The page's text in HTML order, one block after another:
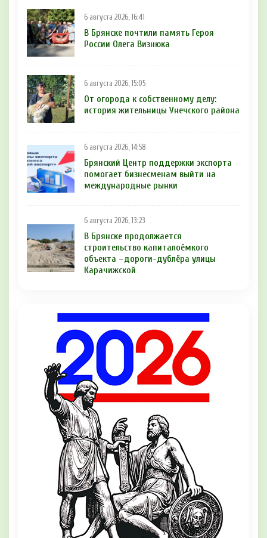
6 августа 2026, 16:41
В Брянске почтили память Героя
России Олега Визнюка
6 августа 2026, 15:05
От огорода к собственному делу:
история жительницы Унечского района
6 августа 2026, 14:58
Брянский Центр поддержки экспорта
помогает бизнесменам выйти на
международные рынки
6 августа 2026, 13:23
В Брянске продолжается
строительство капиталоёмкого
объекта –дороги-дублёра улицы
Карачижской